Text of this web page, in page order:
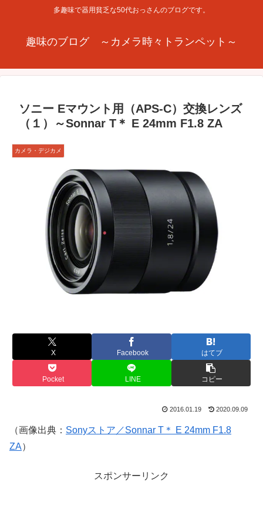
多趣味で器用貧乏な50代おっさんのブログです。
趣味のブログ ～カメラ時々トランペット～
ソニー Eマウント用（APS-C）交換レンズ
（１）～Sonnar T＊ E 24mm F1.8 ZA
カメラ・デジカメ
X Facebook はてブ
Pocket LINE コピー
2016.01.19 2020.09.09
（画像出典： Sonyストア／Sonnar T＊ E 24mm F1.8
ZA）
スポンサーリンク